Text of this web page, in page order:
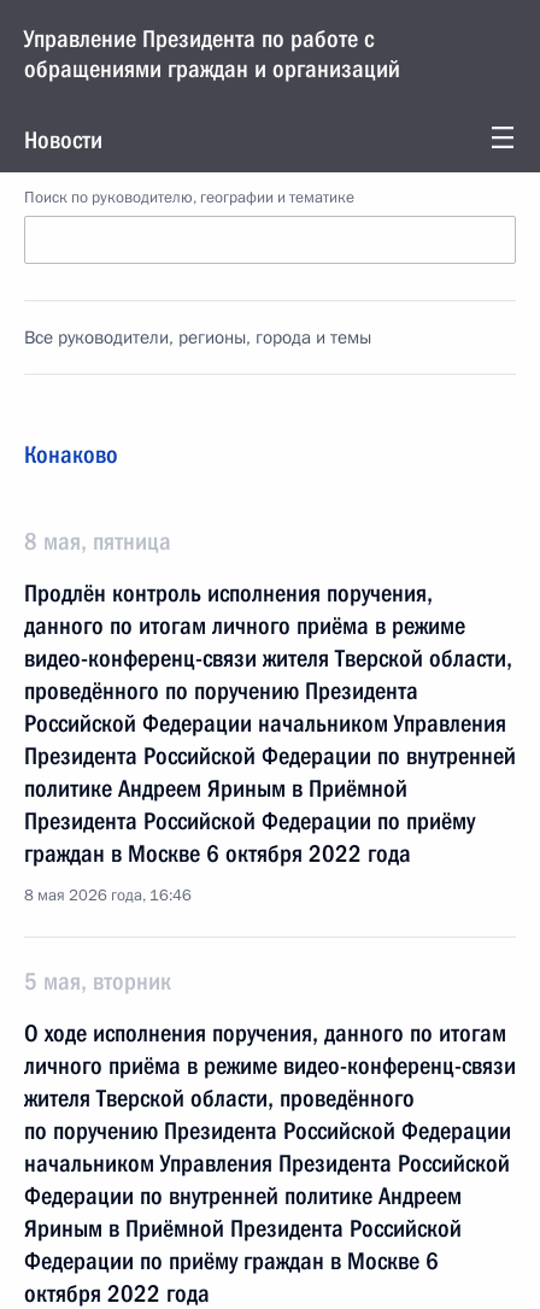
Управление Президента по работе с
обращениями граждан и организаций
Новости
Поиск по руководителю, географии и тематике
Все руководители, регионы, города и темы
Конаково
8 мая, пятница
Продлён контроль исполнения поручения,
данного по итогам личного приёма в режиме
видео-конференц-связи жителя Тверской области,
проведённого по поручению Президента
Российской Федерации начальником Управления
Президента Российской Федерации по внутренней
политике Андреем Яриным в Приёмной
Президента Российской Федерации по приёму
граждан в Москве 6 октября 2022 года
8 мая 2026 года, 16:46
5 мая, вторник
О ходе исполнения поручения, данного по итогам
личного приёма в режиме видео-конференц-связи
жителя Тверской области, проведённого
по поручению Президента Российской Федерации
начальником Управления Президента Российской
Федерации по внутренней политике Андреем
Яриным в Приёмной Президента Российской
Федерации по приёму граждан в Москве 6
октября 2022 года